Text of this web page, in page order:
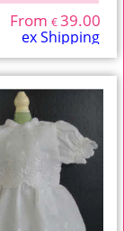
From €39.00
ex Shipping